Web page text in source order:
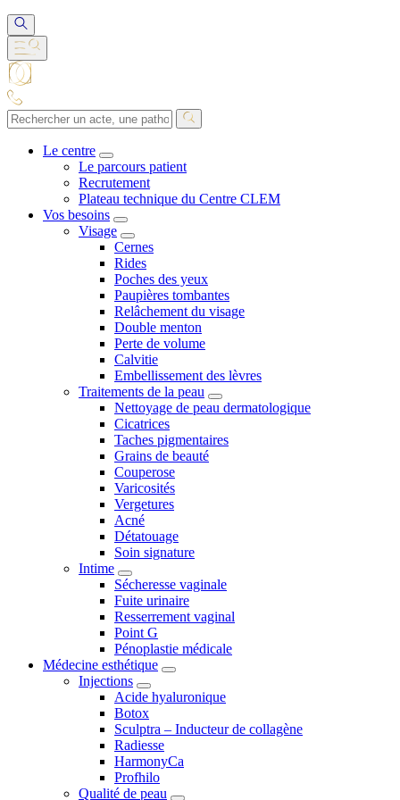
Le centre
Le parcours patient
Recrutement
Plateau technique du Centre CLEM
Vos besoins
Visage
Cernes
Rides
Poches des yeux
Paupières tombantes
Relâchement du visage
Double menton
Perte de volume
Calvitie
Embellissement des lèvres
Traitements de la peau
Nettoyage de peau dermatologique
Cicatrices
Taches pigmentaires
Grains de beauté
Couperose
Varicosités
Vergetures
Acné
Détatouage
Soin signature
Intime
Sécheresse vaginale
Fuite urinaire
Resserrement vaginal
Point G
Pénoplastie médicale
Médecine esthétique
Injections
Acide hyaluronique
Botox
Sculptra – Inducteur de collagène
Radiesse
HarmonyCa
Profhilo
Qualité de peau